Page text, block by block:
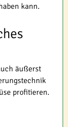
kann.
äußerst
profitieren.